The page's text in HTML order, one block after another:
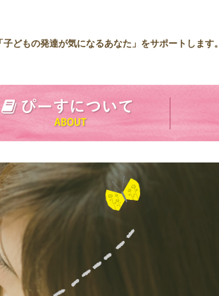
どもの発達が気になるあなた」をサポートします。